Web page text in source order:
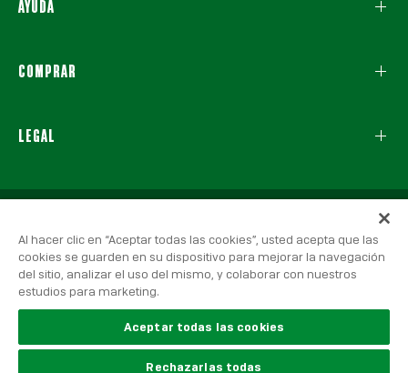
AYUDA
COMPRAR
LEGAL
© 2026 Real Betis Balompié, Todos los derechos reservados.
Al hacer clic en “Aceptar todas las cookies”, usted acepta que las
cookies se guarden en su dispositivo para mejorar la navegación
del sitio, analizar el uso del mismo, y colaborar con nuestros
estudios para marketing.
Aceptar todas las cookies
Rechazarlas todas